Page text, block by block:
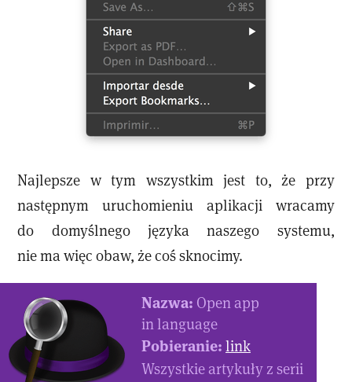
Najlepsze w tym wszystkim jest to, że przy
następnym uruchomieniu aplikacji wracamy
do domyślnego języka naszego systemu,
nie ma więc obaw, że coś sknocimy.
Nazwa: Open app
in language
Pobieranie: link
Wszystkie artykuły z serii